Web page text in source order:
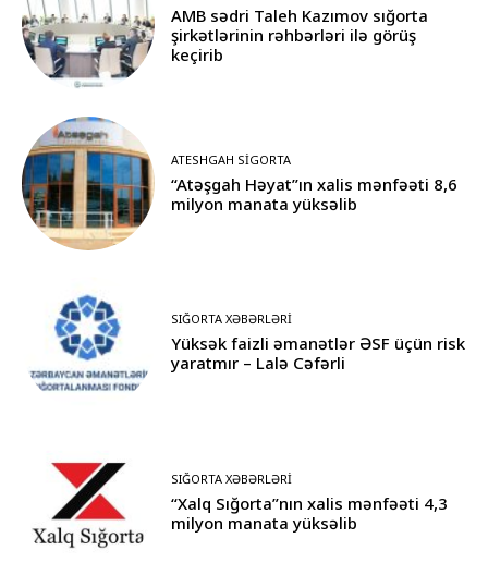
AMB sədri Taleh Kazımov sığorta
şirkətlərinin rəhbərləri ilə görüş
keçirib
ATESHGAH SIGORTA
“Atəşgah Həyat”ın xalis mənfəəti 8,6
milyon manata yüksəlib
SIĞORTA XƏBƏRLƏRI
Yüksək faizli əmanətlər ƏSF üçün risk
yaratmır – Lalə Cəfərli
SIĞORTA XƏBƏRLƏRI
“Xalq Sığorta”nın xalis mənfəəti 4,3
milyon manata yüksəlib